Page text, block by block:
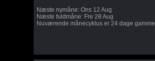
Næste nymåne: Ons 12 Aug
Næste fuldmåne: Fre 28 Aug
Nuværende månecyklus er 24 dage gammel